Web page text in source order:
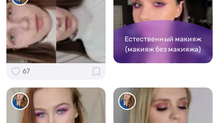
67
Естественный макияж
(макияж без макияжа)